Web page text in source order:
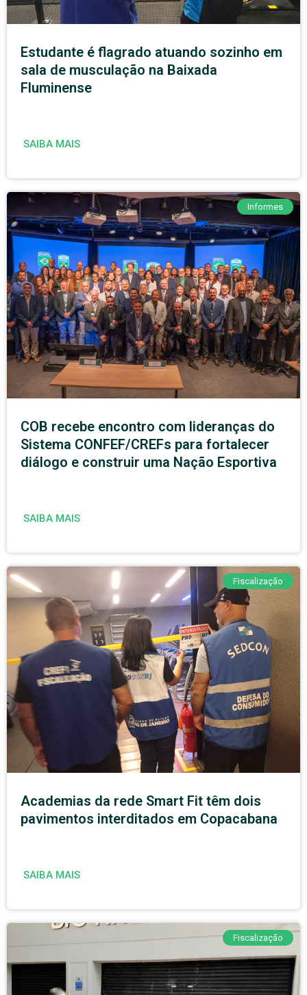
Estudante é flagrado atuando sozinho em
sala de musculação na Baixada
Fluminense
SAIBA MAIS
Informes
COB recebe encontro com lideranças do
Sistema CONFEF/CREFs para fortalecer
diálogo e construir uma Nação Esportiva
SAIBA MAIS
Fiscalização
Academias da rede Smart Fit têm dois
pavimentos interditados em Copacabana
SAIBA MAIS
Fiscalização